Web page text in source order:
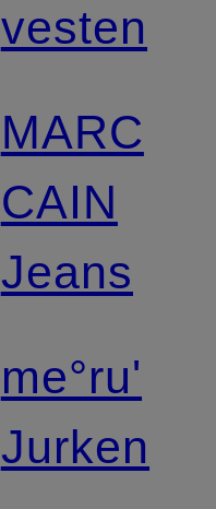
vesten
MARC
CAIN
Jeans
me°ru'
Jurken